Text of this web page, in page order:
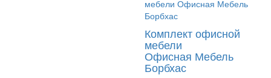
Комплект офисной
мебели
Офисная Мебель
Борбхас